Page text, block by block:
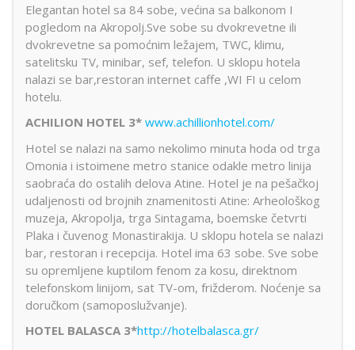
Elegantan hotel sa 84 sobe, većina sa balkonom I
pogledom na Akropolj.Sve sobe su dvokrevetne ili
dvokrevetne sa pomoćnim ležajem, TWC, klimu,
satelitsku TV, minibar, sef, telefon. U sklopu hotela
nalazi se bar,restoran internet caffe ,WI FI u celom
hotelu.
ACHILION HOTEL 3* www.achillionhotel.com/
Hotel se nalazi na samo nekolimo minuta hoda od trga
Omonia i istoimene metro stanice odakle metro linija
saobraća do ostalih delova Atine. Hotel je na pešačkoj
udaljenosti od brojnih znamenitosti Atine: Arheološkog
muzeja, Akropolja, trga Sintagama, boemske četvrti
Plaka i čuvenog Monastirakija. U sklopu hotela se nalazi
bar, restoran i recepcija. Hotel ima 63 sobe. Sve sobe
su opremljene kuptilom fenom za kosu, direktnom
telefonskom linijom, sat TV-om, frižderom. Noćenje sa
doručkom (samoposlužvanje).
HOTEL BALASCA 3*http://hotelbalasca.gr/